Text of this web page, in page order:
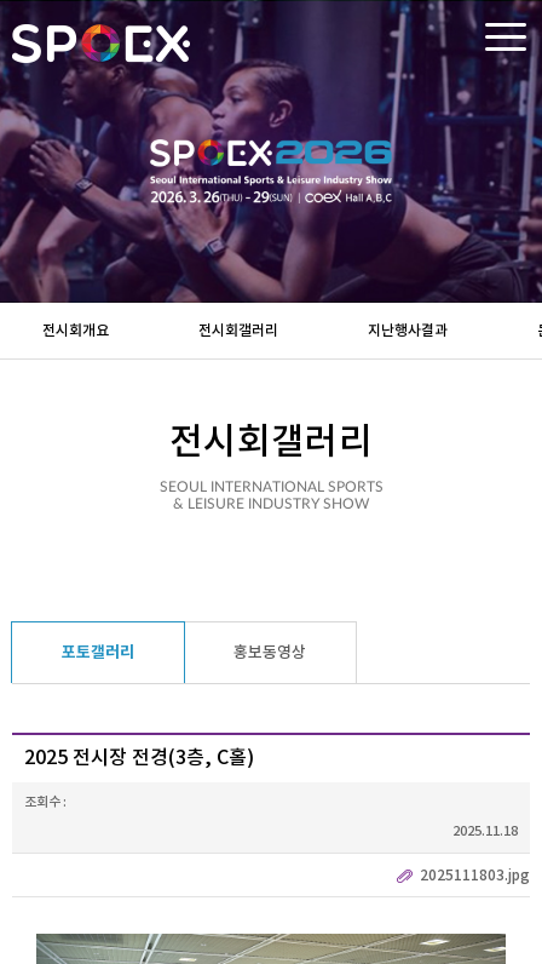
전시회개요 전시회갤러리 지난행사결과
전시회갤러리
SEOUL INTERNATIONAL SPORTS
& LEISURE INDUSTRY SHOW
포토갤러리 홍보동영상
2025 전시장 전경(3층, C홀)
조회수 :
2025.11.18
2025111803.jpg